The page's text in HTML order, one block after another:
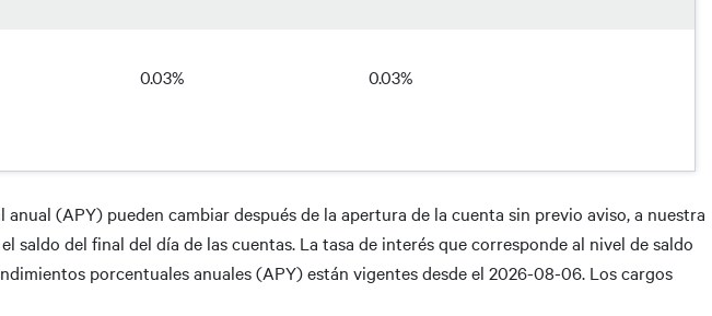
0.03% 0.03%
(APY) pueden cambiar después de la apertura de la cuenta sin previo aviso, a nuestra
del final del día de las cuentas. La tasa de interés que corresponde al nivel de saldo
porcentuales anuales (APY) están vigentes desde el 2026-08-06. Los cargos